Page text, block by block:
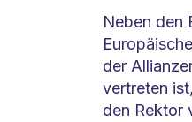
Neben den
der
vertreten
den Rektor